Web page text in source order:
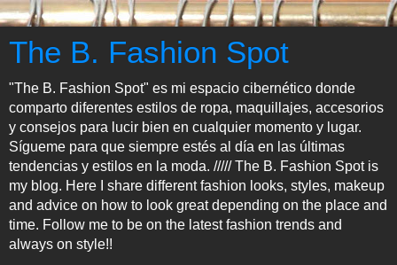
The B. Fashion Spot
"The B. Fashion Spot" es mi espacio cibernético donde
comparto diferentes estilos de ropa, maquillajes, accesorios
y consejos para lucir bien en cualquier momento y lugar.
Sígueme para que siempre estés al día en las últimas
tendencias y estilos en la moda. ///// The B. Fashion Spot is
my blog. Here I share different fashion looks, styles, makeup
and advice on how to look great depending on the place and
time. Follow me to be on the latest fashion trends and
always on style!!